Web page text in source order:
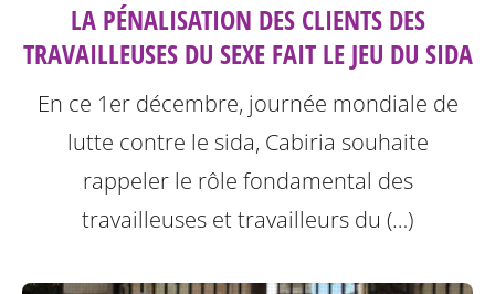
LA PÉNALISATION DES CLIENTS DES
TRAVAILLEUSES DU SEXE FAIT LE JEU DU SIDA
En ce 1er décembre, journée mondiale de
lutte contre le sida, Cabiria souhaite
rappeler le rôle fondamental des
travailleuses et travailleurs du (…)